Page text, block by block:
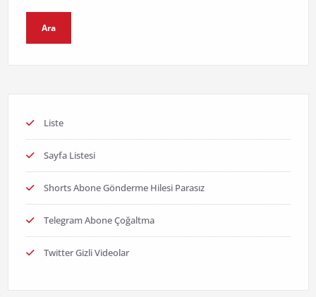
Ara
Liste
Sayfa Listesi
Shorts Abone Gönderme Hilesi Parasız
Telegram Abone Çoğaltma
Twitter Gizli Videolar